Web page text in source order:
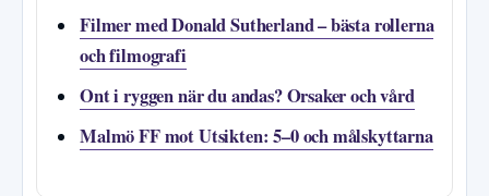
Filmer med Donald Sutherland – bästa rollerna
och filmografi
Ont i ryggen när du andas? Orsaker och vård
Malmö FF mot Utsikten: 5–0 och målskyttarna